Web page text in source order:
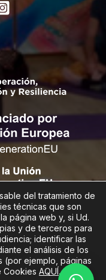
Cha Informática.
,Aviso
del tratamiento de
técnicas que son
página web y, si Ud.
y de terceros para
identificar las
el análisis de los
(por ejemplo, páginas
Cookies AQUÍ.